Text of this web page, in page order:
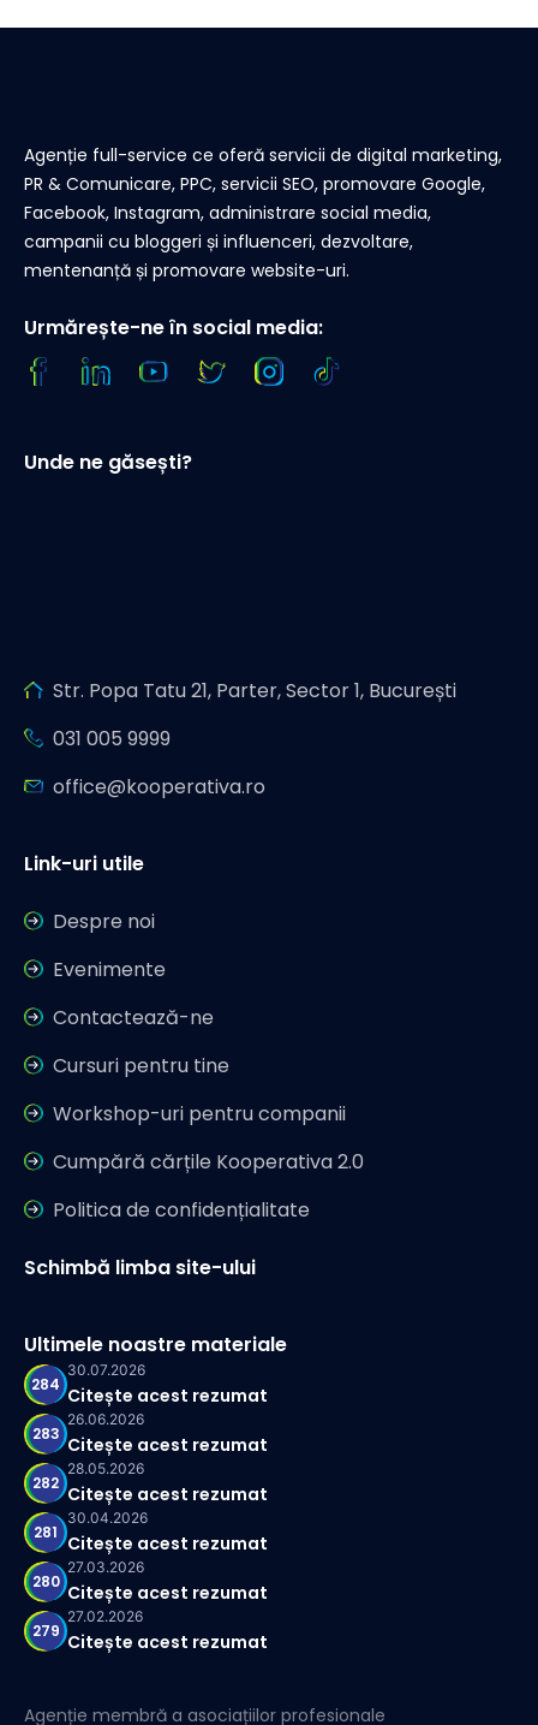
Agenție full-service ce oferă servicii de digital marketing,
PR & Comunicare, PPC, servicii SEO, promovare Google,
Facebook, Instagram, administrare social media,
campanii cu bloggeri și influenceri, dezvoltare,
mentenanță și promovare website-uri.
Urmărește-ne în social media:
Link-uri utile
Despre noi
Evenimente
Contactează-ne
Cursuri pentru tine
Workshop-uri pentru companii
Cumpără cărțile Kooperativa 2.0
Politica de confidențialitate
Schimbă limba site-ului
Unde ne găsești?
Str. Popa Tatu 21, Parter, Sector 1, București
031 005 9999
office@kooperativa.ro
Ultimele noastre materiale
284
30.07.2026
Citește acest rezumat
283
26.06.2026
Citește acest rezumat
282
28.05.2026
Citește acest rezumat
281
30.04.2026
Citește acest rezumat
280
27.03.2026
Citește acest rezumat
279
27.02.2026
Citește acest rezumat
Agenție membră a asociațiilor profesionale